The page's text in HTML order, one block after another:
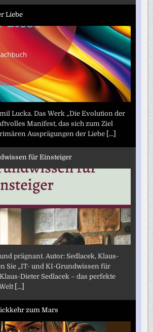
Liebe
Lucka. Das Werk „Die Evolution der
Manifest, das sich zum Ziel
Ausprägungen der Liebe [...]
für Einsteiger
prägnant. Autor: Sedlacek, Klaus-
Sie „IT- und KI-Grundwissen für
Dieter Sedlacek – das perfekte
[...]
zum Mars